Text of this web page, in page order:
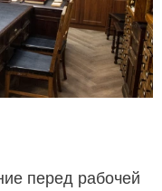
перед рабочей